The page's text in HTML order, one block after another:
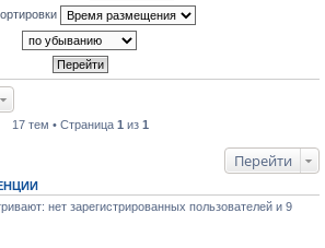
17 тем • Страница 1 из 1
Перейти
нет зарегистрированных пользователей и 9